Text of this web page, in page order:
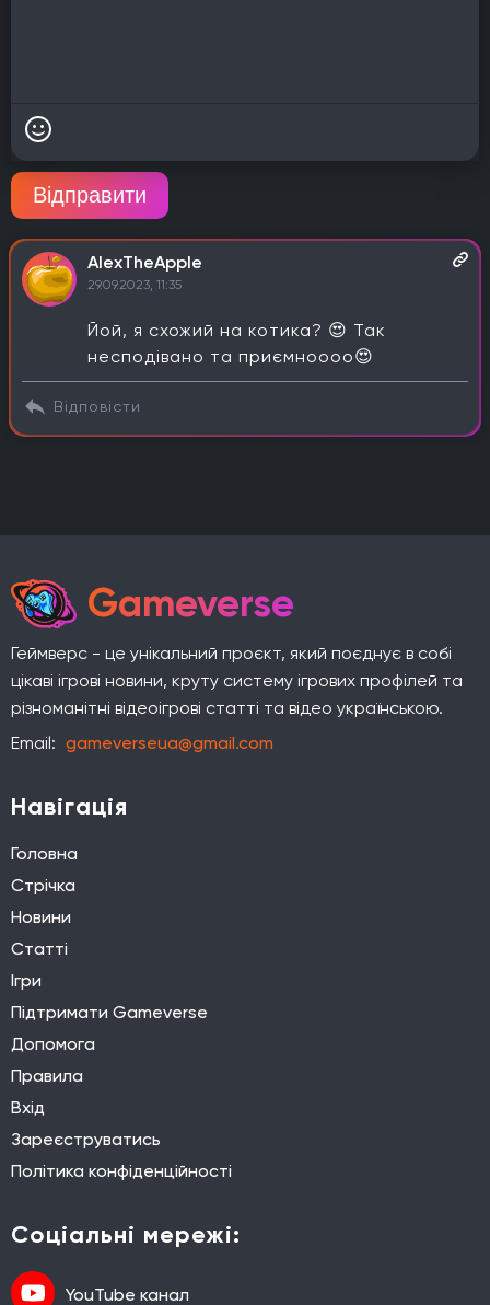
Відправити
AlexTheApple
29.09.2023, 11:35
Йой, я схожий на котика? 😍 Так
несподівано та приємноооо😍
Відповісти
Gameverse
Геймверс - це унікальний проєкт, який поєднує в собі
цікаві ігрові новини, круту систему ігрових профілей та
різноманітні відеоігрові статті та відео українською.
Email: gameverseua@gmail.com
Навігація
Головна
Стрічка
Новини
Статті
Ігри
Підтримати Gameverse
Допомога
Правила
Вхід
Зареєструватись
Політика конфіденційності
Соціальні мережі:
YouTube канал